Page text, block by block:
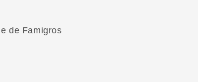
de Famigros